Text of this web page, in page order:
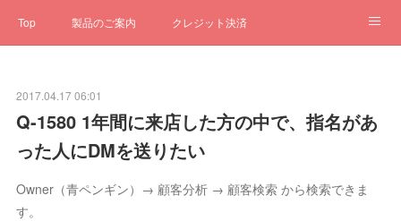
Top 製品のご案内 クレジット決済
ステータス お問合せ
2017.04.17 06:01
Q-1580 1年間に来店した方の中で、指名があ
った人にDMを送りたい
Owner（青ペンギン）→ 顧客分析 → 顧客検索 から検索できま
す。